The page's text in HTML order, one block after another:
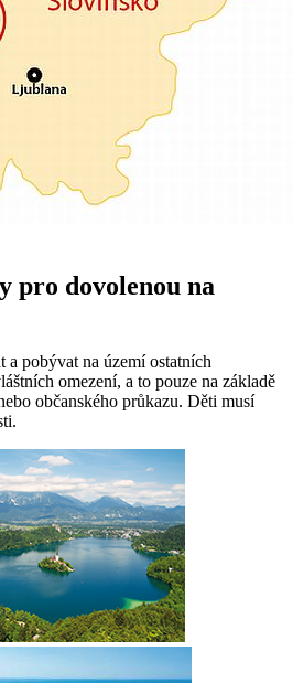
pro dovolenou na
a pobývat na území ostatních
omezení, a to pouze na základě
občanského průkazu. Děti musí